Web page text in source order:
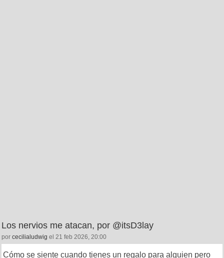
Los nervios me atacan, por @itsD3lay
por cecilialudwig el 21 feb 2026, 20:00
Cómo se siente cuando tienes un regalo para alguien pero